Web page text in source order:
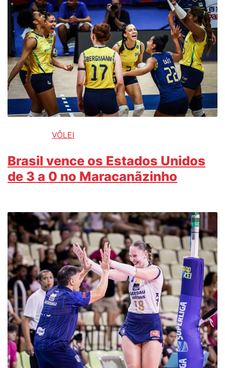
VÔLEI
Brasil vence os Estados Unidos
de 3 a 0 no Maracanãzinho